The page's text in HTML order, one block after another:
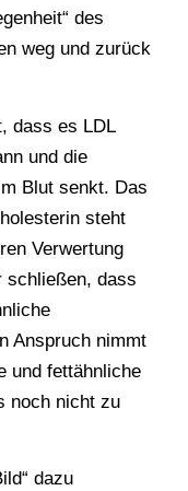
des
weg und zurück
dass es LDL
und die
Blut senkt. Das
steht
Verwertung
schließen, dass
Anspruch nimmt
und fettähnliche
noch nicht zu
dazu